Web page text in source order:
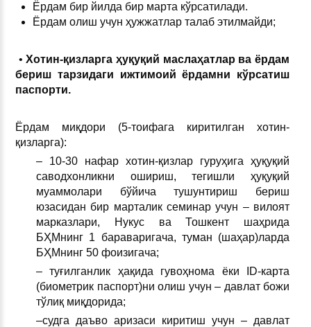
Ёрдам бир йилда бир марта кўрсатилади.
Ёрдам олиш учун ҳужжатлар талаб этилмайди;
• Хотин-қизларга ҳуқуқий маслаҳатлар ва ёрдам
бериш тарзидаги ижтимоий ёрдамни кўрсатиш
паспорти.
Ёрдам миқдори (5-тоифага киритилган хотин-
қизларга):
– 10-30 нафар хотин-қизлар гуруҳига ҳуқуқий
саводхонликни ошириш, тегишли ҳуқуқий
муаммолари бўйича тушунтириш бериш
юзасидан бир марталик семинар учун – вилоят
марказлари, Нукус ва Тошкент шаҳрида
БҲМнинг 1 бараваригача, туман (шаҳар)ларда
БҲМнинг 50 фоизигача;
– туғилганлик ҳақида гувоҳнома ёки ID-карта
(биометрик паспорт)ни олиш учун – давлат божи
тўлиқ миқдорида;
–судга даъво аризаси киритиш учун – давлат